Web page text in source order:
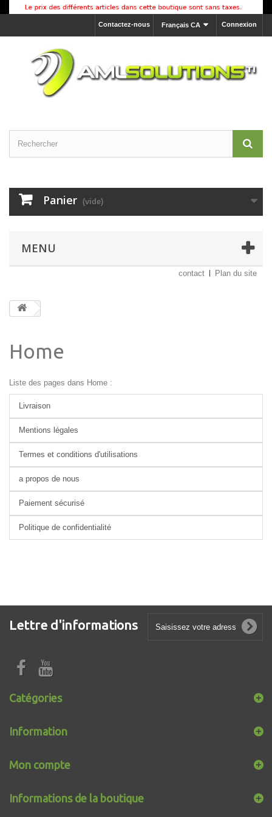
Connexion
Français CA
Contactez-nous
Panier (vide)
MENU
contact Plan du site
Home
Liste des pages dans Home :
Livraison
Mentions légales
Termes et conditions d'utilisations
a propos de nous
Paiement sécurisé
Politique de confidentialité
Lettre d'informations
Catégories
Information
Mon compte
Informations de la boutique